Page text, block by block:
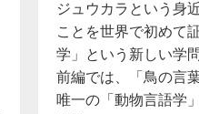
ジュウカラという身
ことを世界で初めて
学」という新しい学
前編では、「鳥の言
唯一の「動物言語学